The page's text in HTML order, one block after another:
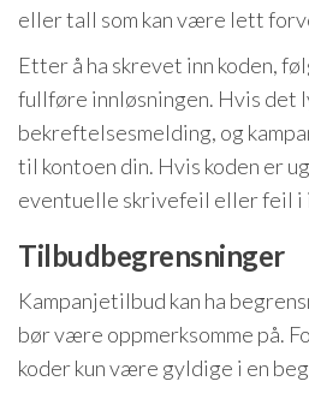
eller tall som kan være lett
Etter å ha skrevet inn koden,
fullføre innløsningen. Hvis det
bekreftelsesmelding, og
til kontoen din. Hvis koden er
eventuelle skrivefeil eller feil i
Tilbudbegrensninger
Kampanjetilbud kan ha
bør være oppmerksomme på.
koder kun være gyldige i en